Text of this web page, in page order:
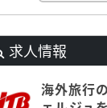
求人情報
海外旅行